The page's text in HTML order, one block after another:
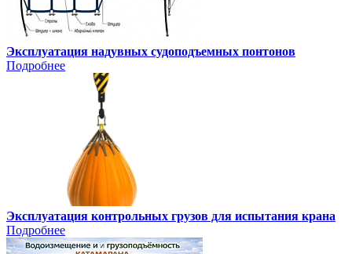
Эксплуатация надувных судоподъемных понтонов
Подробнее
Эксплуатация контрольных грузов для испытания крана
Подробнее